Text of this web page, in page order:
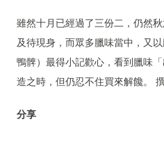
雖然十月已經過了三份二，仍然
及待現身，而眾多臘味當中，又
鴨髀）最得小記歡心，看到臘味
造之時，但仍忍不住買來解饞。
分享